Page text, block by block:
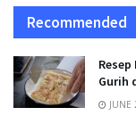
Recommended
Gurih
JUNE